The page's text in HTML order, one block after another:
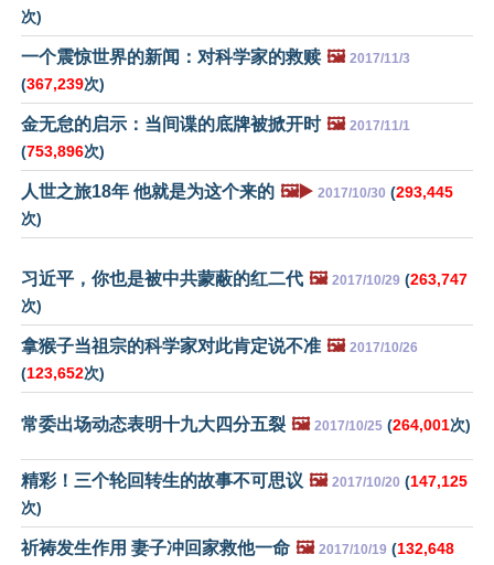
次)
一个震惊世界的新闻：对科学家的救赎 🖼️ 2017/11/3
(367,239次)
金无怠的启示：当间谍的底牌被掀开时 🖼️ 2017/11/1
(753,896次)
人世之旅18年 他就是为这个来的 🖼️▶️ 2017/10/30 (293,445
次)
习近平，你也是被中共蒙蔽的红二代 🖼️ 2017/10/29 (263,747
次)
拿猴子当祖宗的科学家对此肯定说不准 🖼️ 2017/10/26
(123,652次)
常委出场动态表明十九大四分五裂 🖼️ 2017/10/25 (264,001次)
精彩！三个轮回转生的故事不可思议 🖼️ 2017/10/20 (147,125
次)
祈祷发生作用 妻子冲回家救他一命 🖼️ 2017/10/19 (132,648